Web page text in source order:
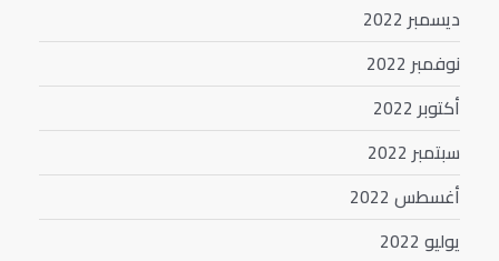
ديسمبر 2022
نوفمبر 2022
أكتوبر 2022
سبتمبر 2022
أغسطس 2022
يوليو 2022